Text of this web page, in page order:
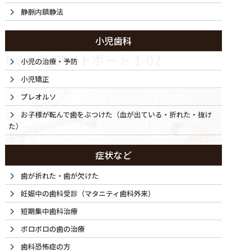
HOME メディア twon1_アートボード 1-02
2025/04/18
twon1_アートボード 1-02
静脈内鎮静法
小児歯科
小児の治療・予防
小児矯正
プレオルソ
お子様が転んで歯をぶつけた（血が出ている・折れた・抜け
た）
症状など
歯が折れた・歯が欠けた
妊娠中の歯科受診（マタニティ歯科外来）
短期集中歯科治療
ボロボロの歯の治療
歯科恐怖症の方